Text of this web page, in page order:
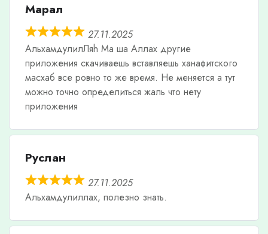
Марал
27.11.2025
АльхамдулилЛяh Ма ша Аллах другие
приложения скачиваешь вставляешь ханафитского
масхаб все ровно то же время. Не меняется а тут
можно точно определиться жаль что нету
приложения
Руслан
27.11.2025
Альхамдулиллах, полезно знать.